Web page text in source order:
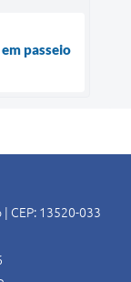
passeio
CEP: 13520-033